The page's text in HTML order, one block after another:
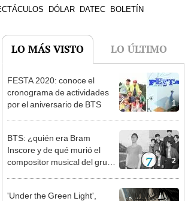
DÓLAR DATEC BOLETÍN
LO MÁS VISTO LO ÚLTIMO
1
FESTA 2020: conoce el
cronograma de actividades
por el aniversario de BTS
2
BTS: ¿quién era Bram
Inscore y de qué murió el
compositor musical del grupo
'Under the Green Light',